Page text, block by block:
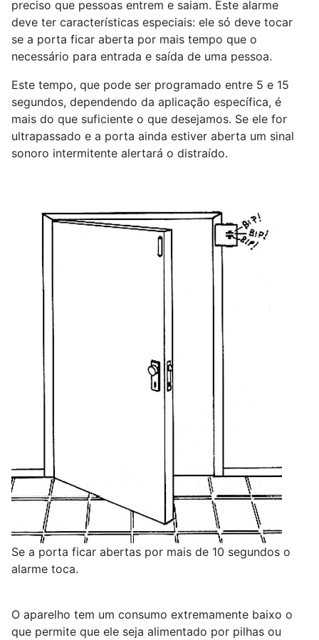
preciso que pessoas entrem e saiam. Este alarme
deve ter características especiais: ele só deve tocar
se a porta ficar aberta por mais tempo que o
necessário para entrada e saída de uma pessoa.
Este tempo, que pode ser programado entre 5 e 15
segundos, dependendo da aplicação específica, é
mais do que suficiente o que desejamos. Se ele for
ultrapassado e a porta ainda estiver aberta um sinal
sonoro intermitente alertará o distraído.
Se a porta ficar abertas por mais de 10 segundos o
alarme toca.
O aparelho tem um consumo extremamente baixo o
que permite que ele seja alimentado por pilhas ou